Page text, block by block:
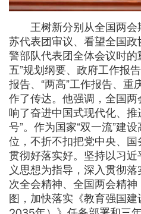
王树新分别从全国两
苏代表团审议、看望全国
警部队代表团全体会议时的
五”规划纲要、政府工作报
报告、“两高”工作报告、
作了传达。他强调，全国
响了奋进中国式现代化、推
号”。作为国家“双一流”建
位，不折不扣把党中央、
贯彻好落实好。坚持以习
义思想为指导，深入贯彻
次全会精神、全国两会精神
图，加快落实《教育强国